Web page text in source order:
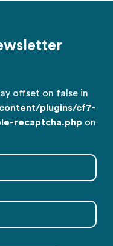
offset on false in
plugins/cf7-
recaptcha.php on